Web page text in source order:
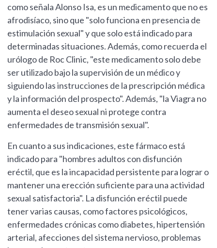
como señala Alonso Isa, es un medicamento que no es
afrodisíaco, sino que "solo funciona en presencia de
estimulación sexual" y que solo está indicado para
determinadas situaciones. Además, como recuerda el
urólogo de Roc Clinic, "este medicamento solo debe
ser utilizado bajo la supervisión de un médico y
siguiendo las instrucciones de la prescripción médica
y la información del prospecto". Además, "la Viagra no
aumenta el deseo sexual ni protege contra
enfermedades de transmisión sexual".
En cuanto a sus indicaciones, este fármaco está
indicado para "hombres adultos con disfunción
eréctil, que es la incapacidad persistente para lograr o
mantener una erección suficiente para una actividad
sexual satisfactoria". La disfunción eréctil puede
tener varias causas, como factores psicológicos,
enfermedades crónicas como diabetes, hipertensión
arterial, afecciones del sistema nervioso, problemas